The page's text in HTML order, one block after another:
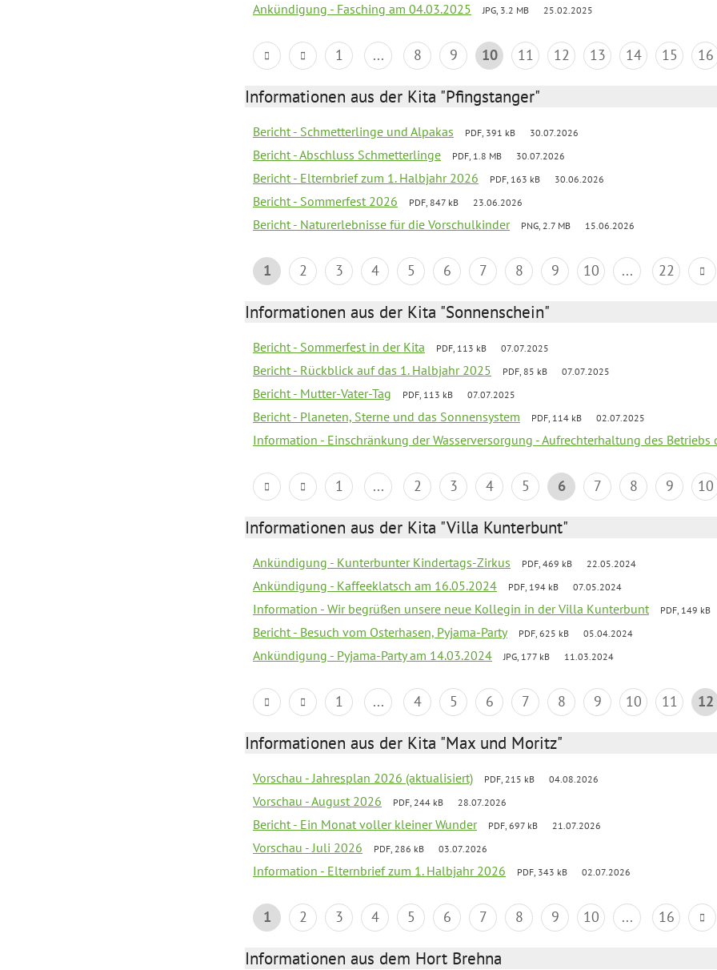
Ankündigung - Fasching am 04.03.2025 JPG, 3.2 MB 25.02.2025
1 ... 8 9 10 11 12 13 14 15 16
Informationen aus der Kita "Pfingstanger"
Bericht - Schmetterlinge und Alpakas PDF, 391 kB 30.07.2026
Bericht - Abschluss Schmetterlinge PDF, 1.8 MB 30.07.2026
Bericht - Elternbrief zum 1. Halbjahr 2026 PDF, 163 kB 30.06.2026
Bericht - Sommerfest 2026 PDF, 847 kB 23.06.2026
Bericht - Naturerlebnisse für die Vorschulkinder PNG, 2.7 MB 15.06.2026
1 2 3 4 5 6 7 8 9 10 ... 22
Informationen aus der Kita "Sonnenschein"
Bericht - Sommerfest in der Kita PDF, 113 kB 07.07.2025
Bericht - Rückblick auf das 1. Halbjahr 2025 PDF, 85 kB 07.07.2025
Bericht - Mutter-Vater-Tag PDF, 113 kB 07.07.2025
Bericht - Planeten, Sterne und das Sonnensystem PDF, 114 kB 02.07.2025
Information - Einschränkung der Wasserversorgung - Aufrechterhaltung des Betriebs
1 ... 2 3 4 5 6 7 8 9 10
Informationen aus der Kita "Villa Kunterbunt"
Ankündigung - Kunterbunter Kindertags-Zirkus PDF, 469 kB 22.05.2024
Ankündigung - Kaffeeklatsch am 16.05.2024 PDF, 194 kB 07.05.2024
Information - Wir begrüßen unsere neue Kollegin in der Villa Kunterbunt PDF, 149 kB
Bericht - Besuch vom Osterhasen, Pyjama-Party PDF, 625 kB 05.04.2024
Ankündigung - Pyjama-Party am 14.03.2024 JPG, 177 kB 11.03.2024
1 ... 4 5 6 7 8 9 10 11 12
Informationen aus der Kita "Max und Moritz"
Vorschau - Jahresplan 2026 (aktualisiert) PDF, 215 kB 04.08.2026
Vorschau - August 2026 PDF, 244 kB 28.07.2026
Bericht - Ein Monat voller kleiner Wunder PDF, 697 kB 21.07.2026
Vorschau - Juli 2026 PDF, 286 kB 03.07.2026
Information - Elternbrief zum 1. Halbjahr 2026 PDF, 343 kB 02.07.2026
1 2 3 4 5 6 7 8 9 10 ... 16
Informationen aus dem Hort Brehna